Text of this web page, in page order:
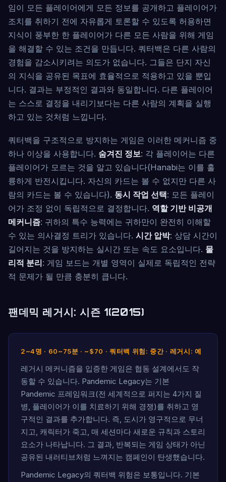
임이 모든 플레이어에게 모든 정보를 공개하고 플레이어가
조치를 취하기 전에 자유롭게 토론할 수 있도록 허용하면
지식이 풍부한 한 플레이어가 다른 모든 사람을 위해 게임
을 해결할 수 있는 조건을 만듭니다. 쿼터백은 다른 사람의
경험을 감소시키려는 의도가 없습니다. 그들은 단지 자신
의 지식을 공유된 목표에 효율적으로 적용하고 있을 뿐입
니다. 결과는 부정적인 결과와 동일합니다. 다른 플레이어
는 스스로 결정을 내리기보다는 다른 사람의 계획을 실행
하고 있는 것처럼 느낍니다.
쿼터백을 구조적으로 방지하는 게임은 이러한 메커니즘 중
하나 이상을 사용합니다. 숨겨진 정보: 각 플레이어는 다른
플레이어가 모르는 것을 알고 있습니다(Hanabi는 이를 훌
륭하게 반전시킵니다. 자신의 카드는 볼 수 없지만 다른 사
람의 카드는 볼 수 있습니다). 동시 작업 선택: 모든 플레이
어가 조정 없이 독립적으로 결정합니다. 역할 기반 비공개
메커니즘: 귀하의 특수 능력에는 귀하만이 완전히 이해할
수 있는 의사결정 트리가 있습니다. 시간 압박: 상담 시간이
길어지는 것을 방지하는 실시간 또는 속도 요소입니다. 물
리적 분리: 게임 보드는 개별 영역이 실제로 독립적인 전략
적 문제가 될 만큼 충분히 큽니다.
팬데믹 레거시: 시즌 1(2015)
2~4명 · 60~75분 · ~$70 · 쿼터백 위험: 중간 · 레거시: 예
레거시 메커니즘을 입증한 게임은 협동 설계에서도 작
동할 수 있습니다. Pandemic Legacy는 기본
Pandemic 프레임워크(전 세계적으로 퍼지는 4가지 질
병, 플레이어가 이를 치료하기 위해 경쟁)를 취하고 영
구적인 결과를 추가합니다. 즉, 도시가 영구적으로 무너
지고, 캐릭터가 죽고, 매 세션마다 새로운 규칙과 스토리
요소가 나타납니다. 그 결과, 반복되는 게임 상태가 아닌
공유된 내러티브처럼 느껴지는 캠페인이 탄생했습니다.
Pandemic Legacy의 쿼터백 위험은 보통입니다. 기본